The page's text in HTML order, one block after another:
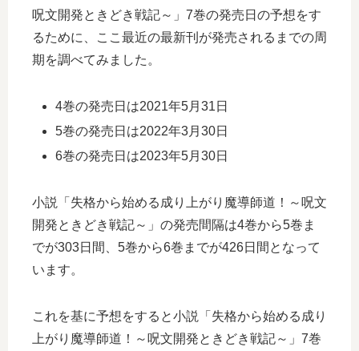
呪文開発ときどき戦記～」7巻の発売日の予想をす
るために、ここ最近の最新刊が発売されるまでの周
期を調べてみました。
4巻の発売日は2021年5月31日
5巻の発売日は2022年3月30日
6巻の発売日は2023年5月30日
小説「失格から始める成り上がり魔導師道！～呪文
開発ときどき戦記～」の発売間隔は4巻から5巻ま
でが303日間、5巻から6巻までが426日間となって
います。
これを基に予想をすると小説「失格から始める成り
上がり魔導師道！～呪文開発ときどき戦記～」7巻